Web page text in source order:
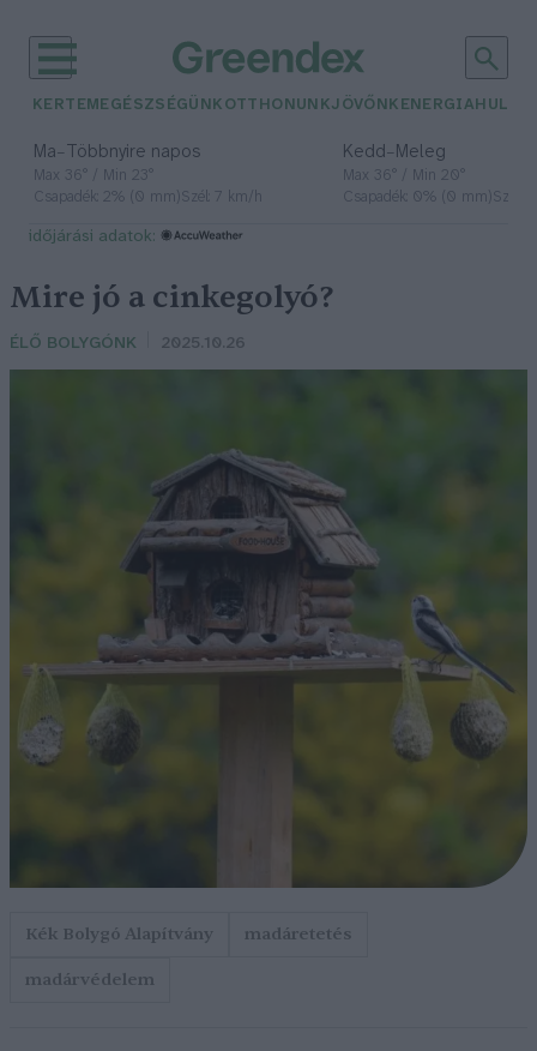
KERTEM EGÉSZSÉGÜNK OTTHONUNKJÖVŐNK ENERGIA
Ma– Többnyire napos
Max 36° / Min 23°
Csapadék: 2% (0 mm)Szél: 7 km/h
Kedd– Meleg
Max 36° / Min 20°
Csapadék: 0% (0 mm)Szél:
időjárási adatok:
Mire jó a cinkegolyó?
ÉLŐ BOLYGÓNK 2025.10.26
Kék Bolygó Alapítvány
madáretetés
madárvédelem